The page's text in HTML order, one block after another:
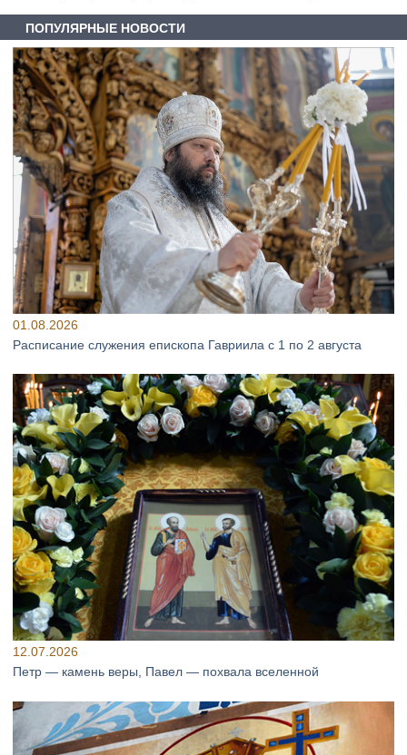
ПОПУЛЯРНЫЕ НОВОСТИ
01.08.2026
Расписание служения епископа Гавриила с 1 по 2 августа
12.07.2026
Петр — камень веры, Павел — похвала вселенной